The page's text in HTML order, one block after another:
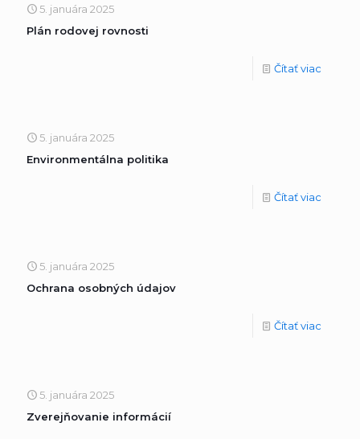
5. januára 2025
Plán rodovej rovnosti
Čítať viac
5. januára 2025
Environmentálna politika
Čítať viac
5. januára 2025
Ochrana osobných údajov
Čítať viac
5. januára 2025
Zverejňovanie informácií